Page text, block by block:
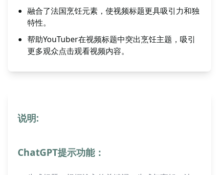
融合了法国烹饪元素，使视频标题更具吸引力和独
特性。
帮助YouTuber在视频标题中突出烹饪主题，吸引
更多观众点击观看视频内容。
说明:
ChatGPT提示功能：